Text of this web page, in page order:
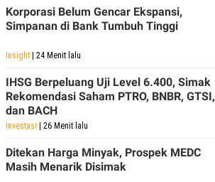
Korporasi Belum Gencar Ekspansi,
Simpanan di Bank Tumbuh Tinggi
Insight | 24 Menit lalu
IHSG Berpeluang Uji Level 6.400, Simak
Rekomendasi Saham PTRO, BNBR, GTSI,
dan BACH
Investasi | 26 Menit lalu
Ditekan Harga Minyak, Prospek MEDC
Masih Menarik Disimak